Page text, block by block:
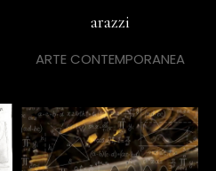
arazzi
ARTE CONTEMPORANEA